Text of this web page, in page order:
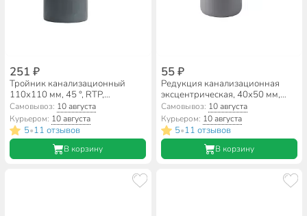
251 ₽
Тройник канализационный
110х110 мм, 45 °, RTP,
полипропилен, 36575
Самовывоз: 10 августа
Курьером: 10 августа
5•11 отзывов
В корзину
55 ₽
Редукция канализационная
эксцентрическая, 40х50 мм,
RTP, 36423
Самовывоз: 10 августа
Курьером: 10 августа
5•11 отзывов
В корзину